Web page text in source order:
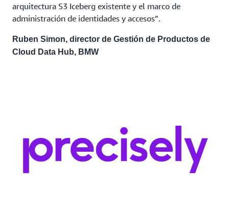
arquitectura S3 Iceberg existente y el marco de
administración de identidades y accesos”.
Ruben Simon, director de Gestión de Productos de
Cloud Data Hub, BMW